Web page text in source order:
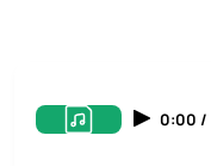
0:00 /